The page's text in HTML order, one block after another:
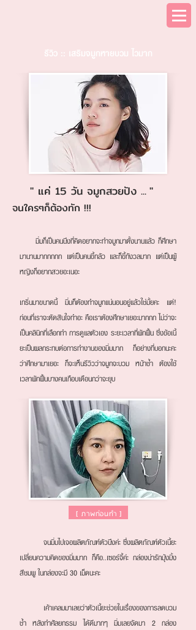
รีวิว :: เสริมจมูกหายบวม ไวมาก
'' แค่ 15 วัน จมูกสวยปัง ...''
จนใครๆก็ต้องทัก !!!
มิ่มก็เป็นคนนึงที่คิดอยากจะทำจมูกมาตั้งนานแล้ว ก็ศึกษา
มานานมากกกกก แต่เป็นคนขี้กลัว และก็ขี้กังวลมาก แต่เป็นผู้
หญิงก็อยากสวยอะเนอะ
เกริ่นมาขนาดนี้ มิ่มก็ต้องทำจมูกแน่นอนอยู่แล้วใช่มั้ยคะ แต่!
ก่อนที่เราจะตัดสินใจทำอะ คือเราต้องศึกษาเยอะมากกก ไม่ว่าจะ
เป็นคลินิกที่เลือกทำ การดูแลตัวเอง ระยะเวลาที่พักฟื้น ซึ่งข้อเนี้
ยะเป็นผลกระทบต่อการทำงานของมิ่มมาก ก็อย่างที่บอกนะคะ
ว่าศึกษามาเยอะ ก็จะเห็นรีวิวว่าจมูกจะบวม หน้าช้ำ ต้องใช้
เวลาพักฟื้นบางคนเกือบเดือนกว่าจะยุบ
[ภาพก่อนทำ ]
จนมิ่มไปเจอผลิตภัณฑ์ตัวนึงค่ะ ซึ่งผลิตภัณฑ์ตัวเนี้ยะ
เปลี่ยนความคิดของมิ่มมาก ก็คือ..เซอร์จี้ค่ะ กล่องน่ารักมุ้งมิ้ง
สีชมพู ในกล่องจะมี 30 เม็ดนะคะ
เค้าเคลมมาเลยว่าตัวเนี้ยะช่วยในเรื่องของการลดบวม
ช้ำ หลังทำศัลยกรรม ได้ดีมากๆ มิ่มเลยจัดมา 2 กล่อง